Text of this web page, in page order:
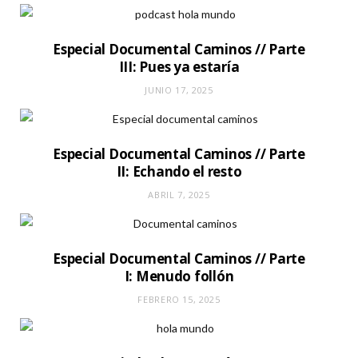
Especial Documental Caminos // Parte
III: Pues ya estaría
JUNIO 17, 2025
Especial Documental Caminos // Parte
II: Echando el resto
ABRIL 7, 2025
Especial Documental Caminos // Parte
I: Menudo follón
FEBRERO 15, 2025